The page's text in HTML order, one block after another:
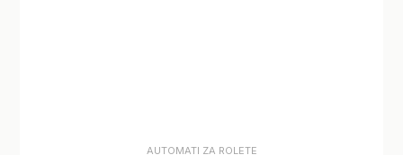
AUTOMATI ZA ROLETE